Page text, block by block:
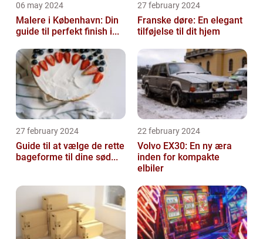
06 may 2024
Malere i København: Din
guide til perfekt finish i...
27 february 2024
Franske døre: En elegant
tilføjelse til dit hjem
27 february 2024
Guide til at vælge de rette
bageforme til dine sød...
22 february 2024
Volvo EX30: En ny æra
inden for kompakte
elbiler